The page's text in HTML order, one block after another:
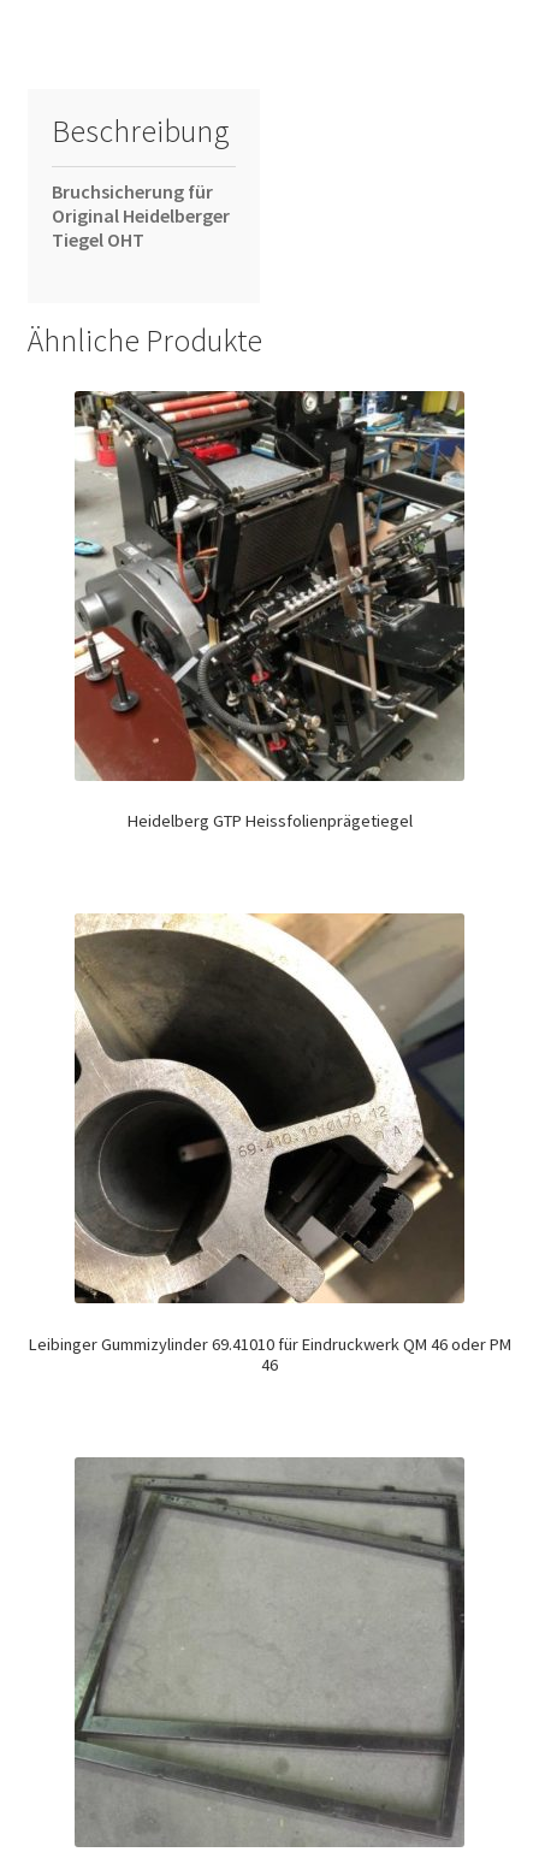
Beschreibung
Bruchsicherung für
Original Heidelberger
Tiegel OHT
Ähnliche Produkte
Heidelberg GTP Heissfolienprägetiegel
Leibinger Gummizylinder 69.41010 für Eindruckwerk QM 46 oder PM
46